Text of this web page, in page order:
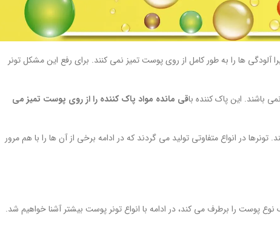
ها را به طور کامل از روی پوست تمیز نمی کنند. برای رفع این مشکل تونر
باشند. این پاک کننده باقی مانده مواد پاک کننده را از روی پوست تمیز می
در انواع متفاوتی تولید می گردند که در ادامه برخی از آن ها را با هم مرور
پوست را برطرف می کند، در ادامه با انواع تونر پوست بیشتر آشنا خواهیم شد.